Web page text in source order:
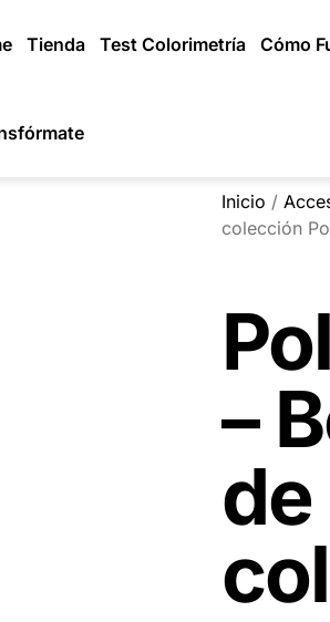
Tienda Test Colorimetría Cómo
Inicio /
colección
–
de